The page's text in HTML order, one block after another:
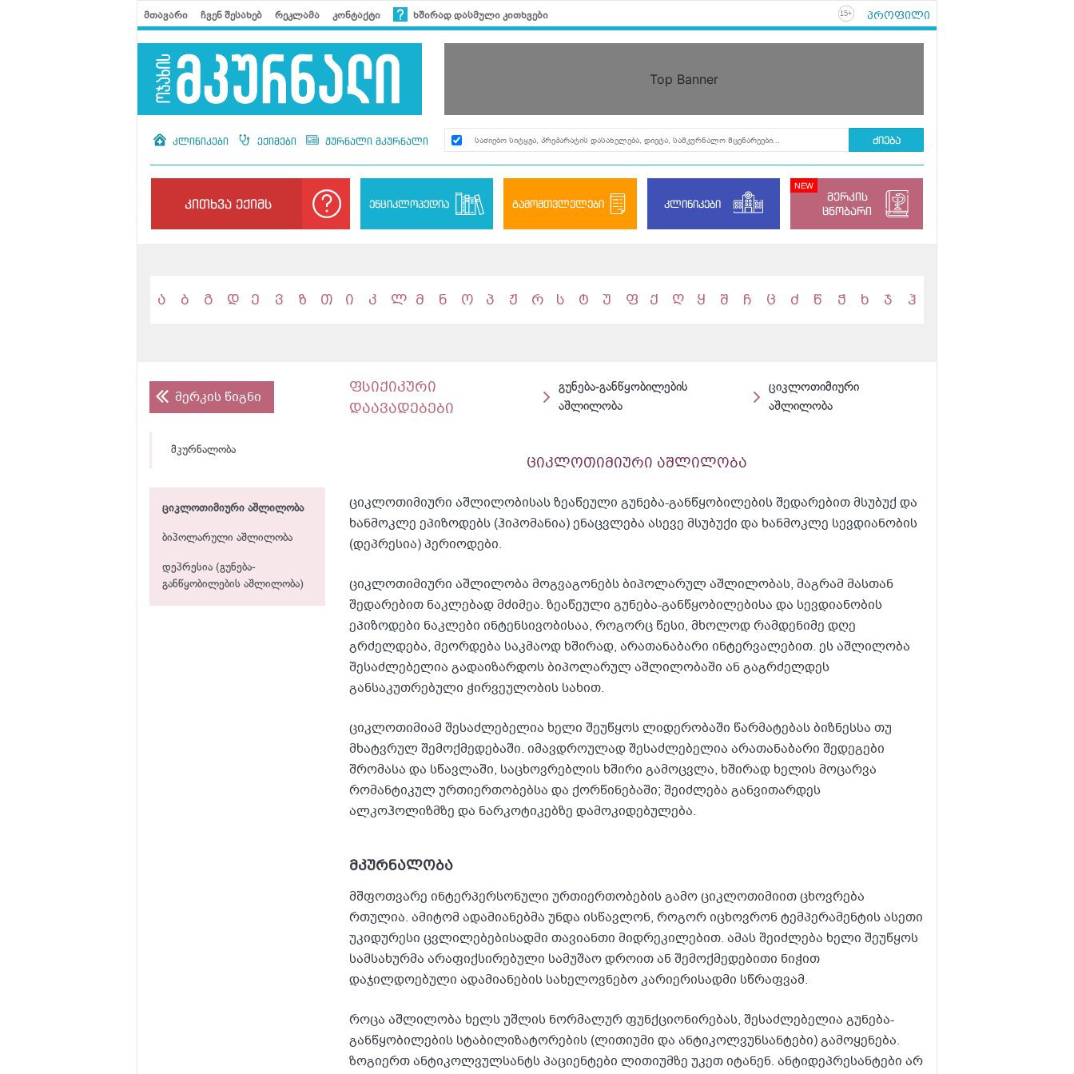
მთავარი ჩვენ შესახებ რეკლამა კონტაქტი ხშირად დასმული კითხვები 15+ პროფილი
Top Banner
კლინიკები ექიმები ჟურნალი მკურნალი
კითხვა ექიმს ენციკლოპედია გამომთვლელები კლინიკები
მერკის
ცნობარი
ა ბ გ დ ე ვ ზ თ ი კ ლ მ ნ ო პ ჟ რ ს ტ უ ფ ქ ღ ყ შ ჩ ც ძ წ ჭ ხ ჯ ჰ
მერკის წიგნი
მკურნალობა
ციკლოთიმიური აშლილობა
ბიპოლარული აშლილობა
დეპრესია (გუნება-
განწყობილების აშლილობა)
ფსიქიკური
დაავადებები
გუნება-განწყობილების
აშლილობა
ციკლოთიმიური
აშლილობა
ციკლოთიმიური აშლილობა
ციკლოთიმიური აშლილობისას ზეაწეული გუნება-განწყობილების შედარებით მსუბუქ და
ხანმოკლე ეპიზოდებს (ჰიპომანია) ენაცვლება ასევე მსუბუქი და ხანმოკლე სევდიანობის
(დეპრესია) პერიოდები.
ციკლოთიმიური აშლილობა მოგვაგონებს ბიპოლარულ აშლილობას, მაგრამ მასთან
შედარებით ნაკლებად მძიმეა. ზეაწეული გუნება-განწყობილებისა და სევდიანობის
ეპიზოდები ნაკლები ინტენსივობისაა, როგორც წესი, მხოლოდ რამდენიმე დღე
გრძელდება, მეორდება საკმაოდ ხშირად, არათანაბარი ინტერვალებით. ეს აშლილობა
შესაძლებელია გადაიზარდოს ბიპოლარულ აშლილობაში ან გაგრძელდეს
განსაკუთრებული ჭირვეულობის სახით.
ციკლოთიმიამ შესაძლებელია ხელი შეუწყოს ლიდერობაში წარმატებას ბიზნესსა თუ
მხატვრულ შემოქმედებაში. იმავდროულად შესაძლებელია არათანაბარი შედეგები
შრომასა და სწავლაში, საცხოვრებლის ხშირი გამოცვლა, ხშირად ხელის მოცარვა
რომანტიკულ ურთიერთობებსა და ქორწინებაში; შეიძლება განვითარდეს
ალკოჰოლიზმზე და ნარკოტიკებზე დამოკიდებულება.
მკურნალობა
მშფოთვარე ინტერპერსონული ურთიერთობების გამო ციკლოთიმიით ცხოვრება
რთულია. ამიტომ ადამიანებმა უნდა ისწავლონ, როგორ იცხოვრონ ტემპერამენტის ასეთი
უკიდურესი ცვლილებებისადმი თავიანთი მიდრეკილებით. ამას შეიძლება ხელი შეუწყოს
სამსახურმა არაფიქსირებული სამუშაო დროით ან შემოქმედებითი ნიჭით
დაჯილდოებული ადამიანების სახელოვნებო კარიერისადმი სწრაფვამ.
როცა აშლილობა ხელს უშლის ნორმალურ ფუნქციონირებას, შესაძლებელია გუნება-
განწყობილების სტაბილიზატორების (ლითიუმი და ანტიკოლვუნსანტები) გამოყენება.
ზოგიერთ ანტიკოლვულსანტს პაციენტები ლითიუმზე უკეთ იტანენ. ანტიდეპრესანტები არ